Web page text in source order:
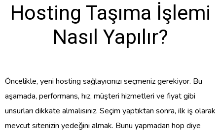
Hosting Taşıma İşlemi
Nasıl Yapılır?
Öncelikle, yeni hosting sağlayıcınızı seçmeniz gerekiyor. Bu
aşamada, performans, hız, müşteri hizmetleri ve fiyat gibi
unsurları dikkate almalısınız. Seçim yaptıktan sonra, ilk iş olarak
mevcut sitenizin yedeğini almak. Bunu yapmadan hop diye